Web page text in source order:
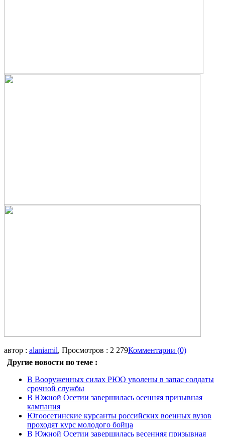
автор : alaniamil, Просмотров : 2 279Комментарии (0)
Другие новости по теме :
В Вооруженных силах РЮО уволены в запас солдаты
срочной службы
В Южной Осетии завершилась осенняя призывная
кампания
Югоосетинские курсанты российских военных вузов
проходят курс молодого бойца
В Южной Осетии завершилась весенняя призывная